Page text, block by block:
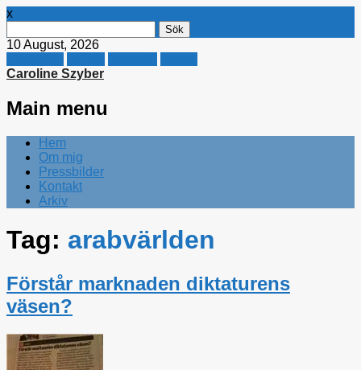
x
efter:
10 August, 2026
Caroline Szyber
Main menu
Skip
content
Hem
Om mig
Pressbilder
Kontakt
Arkiv
Tag: arabvärlden
Förstår marknaden diktaturens
väsen?